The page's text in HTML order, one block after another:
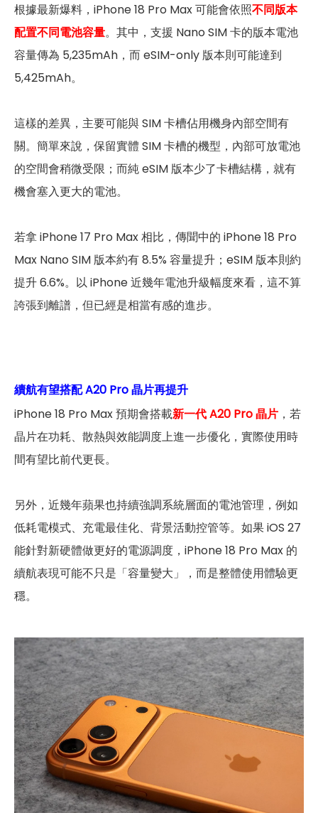
根據最新爆料，iPhone 18 Pro Max 可能會依照不同版本
配置不同電池容量。其中，支援 Nano SIM 卡的版本電池
容量傳為 5,235mAh，而 eSIM-only 版本則可能達到
5,425mAh。
這樣的差異，主要可能與 SIM 卡槽佔用機身內部空間有
關。簡單來說，保留實體 SIM 卡槽的機型，內部可放電池
的空間會稍微受限；而純 eSIM 版本少了卡槽結構，就有
機會塞入更大的電池。
若拿 iPhone 17 Pro Max 相比，傳聞中的 iPhone 18 Pro
Max Nano SIM 版本約有 8.5% 容量提升；eSIM 版本則約
提升 6.6%。以 iPhone 近幾年電池升級幅度來看，這不算
誇張到離譜，但已經是相當有感的進步。
續航有望搭配 A20 Pro 晶片再提升
iPhone 18 Pro Max 預期會搭載新一代 A20 Pro 晶片 ，若
晶片在功耗、散熱與效能調度上進一步優化，實際使用時
間有望比前代更長。
另外，近幾年蘋果也持續強調系統層面的電池管理，例如
低耗電模式、充電最佳化、背景活動控管等。如果 iOS 27
能針對新硬體做更好的電源調度，iPhone 18 Pro Max 的
續航表現可能不只是「容量變大」，而是整體使用體驗更
穩。